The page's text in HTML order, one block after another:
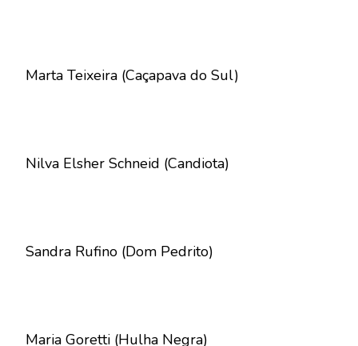
Marta Teixeira (Caçapava do Sul)
Nilva Elsher Schneid (Candiota)
Sandra Rufino (Dom Pedrito)
Maria Goretti (Hulha Negra)